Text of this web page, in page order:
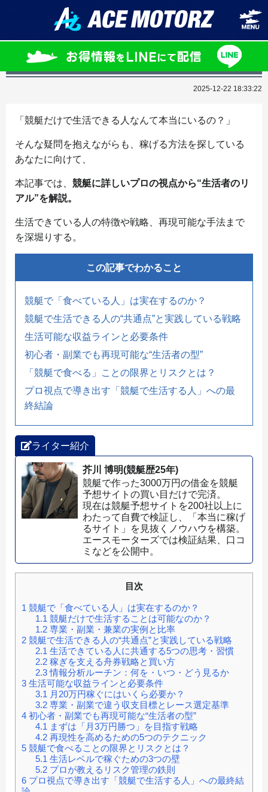
コラム一覧 競艇で食べてる人の実態と戦略｜今日から真似
競艇で食べてる人の実態と戦略｜今日から真似
できるテクニックとは？
2025-12-22 18:33:22
「競艇だけで生活できる人なんて本当にいるの？」
そんな疑問を抱えながらも、稼げる方法を探している
あなたに向けて、
本記事では、 競艇に詳しいプロの視点から“生活者のリ
アル”を解説。
生活できている人の特徴や戦略、再現可能な手法まで
を深堀りする。
この記事でわかること
競艇で「食べている人」は実在するのか？
競艇で生活できる人の“共通点”と実践している戦略
生活可能な収益ラインと必要条件
初心者・副業でも再現可能な“生活者の型”
「競艇で食べる」ことの限界とリスクとは？
プロ視点で導き出す「競艇で生活する人」への最
終結論
ライター紹介
芥川 博明(競艇歴25年)
競艇で作った3000万円の借金を競艇
予想サイトの買い目だけで完済。
現在は競艇予想サイトを200社以上に
わたって自費で検証し、「本当に稼げ
るサイト」を見抜くノウハウを構築。
エースモーターズでは検証結果、口コ
ミなどを公開中。
目次
1 競艇で「食べている人」は実在するのか？
1.1 競艇だけで生活することは可能なのか？
1.2専業・副業・兼業の実例と比率
2 競艇で生活できる人の“共通点”と実践している戦略
2.1 生活できている人に共通する5つの思考・習慣
2.2稼ぎを支える舟券戦略と買い方
2.3情報分析ルーチン：何を・いつ・どう見るか
3 生活可能な収益ラインと必要条件
3.1 月20万円稼ぐにはいくら必要か？
3.2専業・副業で違う収支目標とレース選定基準
4 初心者・副業でも再現可能な“生活者の型”
4.1 まずは「月3万円勝つ」を目指す戦略
4.2再現性を高めるための5つのテクニック
5 競艇で食べることの限界とリスクとは？
5.1 生活レベルで稼ぐための3つの壁
5.2プロが教えるリスク管理の鉄則
6 プロ視点で導き出す「競艇で生活する人」への最終結